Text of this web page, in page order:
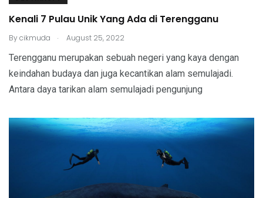
Kenali 7 Pulau Unik Yang Ada di Terengganu
Bycikmuda . August 25, 2022
Terengganu merupakan sebuah negeri yang kaya dengan
keindahan budaya dan juga kecantikan alam semulajadi.
Antara daya tarikan alam semulajadi pengunjung